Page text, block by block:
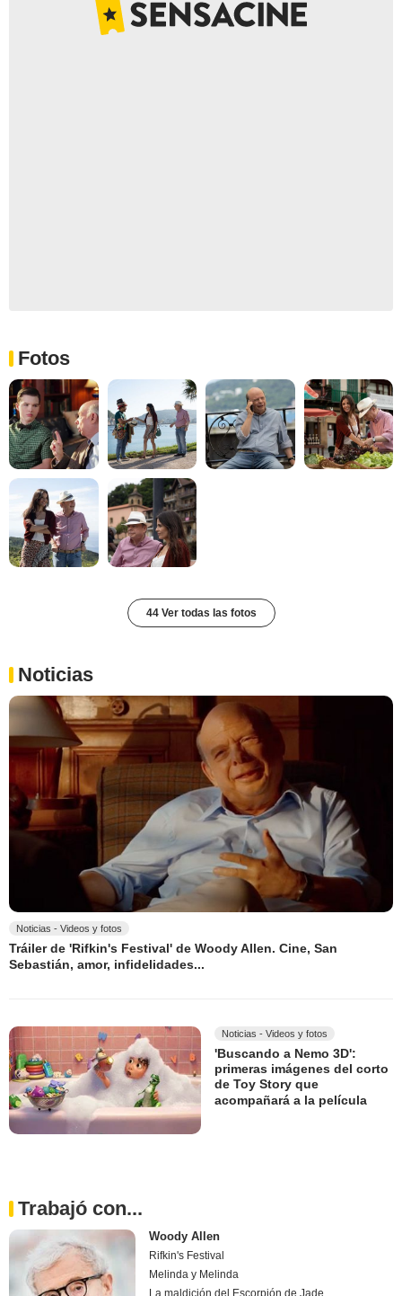
Fotos
44 Ver todas las fotos
Noticias
Noticias - Videos y fotos
Tráiler de 'Rifkin's Festival' de Woody Allen. Cine, San
Sebastián, amor, infidelidades...
Noticias - Videos y fotos
'Buscando a Nemo 3D':
primeras imágenes del corto
de Toy Story que
acompañará a la película
Trabajó con...
Woody Allen
Rifkin's Festival
Melinda y Melinda
La maldición del Escorpión de Jade